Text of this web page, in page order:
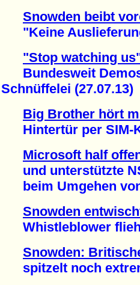
Snowden beibt
"Keine
"Stop watching
Bundesweit
Schnüffelei (27.07.13)
Big Brother hört
Hintertür per SIM-
Microsoft half
und unterstützte
beim Umgehen von
Snowden
Whistleblower flieht
Snowden:
spitzelt noch